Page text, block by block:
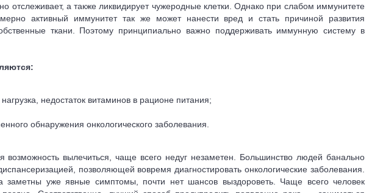
отслеживает, а также ликвидирует чужеродные клетки. Однако при слабом иммунитете
активный иммунитет так же может нанести вред и стать причиной развития
ткани. Поэтому принципиально важно поддерживать иммунную систему в
недостаток витаминов в рационе питания;
обнаружения онкологического заболевания.
возможность вылечиться, чаще всего недуг незаметен. Большинство людей банально
позволяющей вовремя диагностировать онкологические заболевания.
заметны уже явные симптомы, почти нет шансов выздороветь. Чаще всего человек